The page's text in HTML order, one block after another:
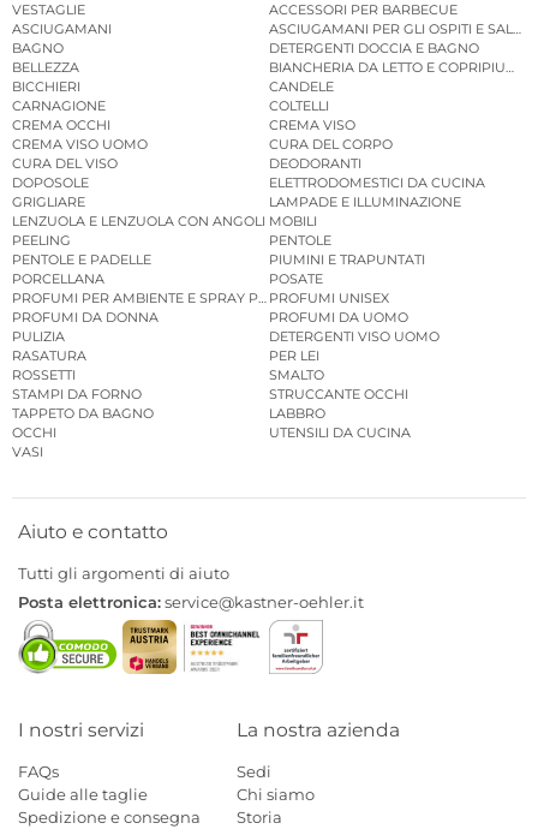
VESTAGLIE
ACCESSORI PER BARBECUE
ASCIUGAMANI
ASCIUGAMANI PER GLI OSPITI E
BAGNO
DETERGENTI DOCCIA E BAGNO
BELLEZZA
BIANCHERIA DA LETTO E COPRIPIUMINI
BICCHIERI
CANDELE
CARNAGIONE
COLTELLI
CREMA OCCHI
CREMA VISO
CREMA VISO UOMO
CURA DEL CORPO
CURA DEL VISO
DEODORANTI
DOPOSOLE
ELETTRODOMESTICI DA CUCINA
GRIGLIARE
LAMPADE E ILLUMINAZIONE
LENZUOLA E LENZUOLA CON ANGOLI MOBILI
PEELING
PENTOLE
PENTOLE E PADELLE
PIUMINI E TRAPUNTATI
PORCELLANA
POSATE
PROFUMI PER AMBIENTE E SPRAY PER AMBIENTE
PROFUMI UNISEX
PROFUMI DA DONNA
PROFUMI DA UOMO
PULIZIA
DETERGENTI VISO UOMO
RASATURA
PER LEI
ROSSETTI
SMALTO
STAMPI DA FORNO
STRUCCANTE OCCHI
TAPPETO DA BAGNO
LABBRO
OCCHI
UTENSILI DA CUCINA
VASI
Aiuto e contatto
Tutti gli argomenti di aiuto
Posta elettronica:service@kastner-oehler.it
I nostri servizi
FAQs
Guide alle taglie
Spedizione e consegna
La nostra azienda
Sedi
Chi siamo
Storia